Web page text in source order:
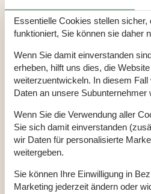
Beliebteste
Schlafzimmer 2
Badezimmer 1
Wohnfläche
79 m²
Haustiere
Nicht erlaubt
Kurzurlaub möglich Ja
Entfernung Wasser
Einkaufen
Internet Ja
Satelliten-/Kabel TV Ja
Essentielle Cookies stellen sicher,
funktioniert, Sie können sie daher
Wenn Sie damit einverstanden
erheben, hilft uns dies, die
weiterzuentwickeln. In diesem
Daten an unsere Subunternehmer
Wenn Sie die Verwendung aller
Sie sich damit einverstanden
wir Daten für personalisierte
weitergeben.
Sie können Ihre Einwilligung in
Marketing jederzeit ändern oder